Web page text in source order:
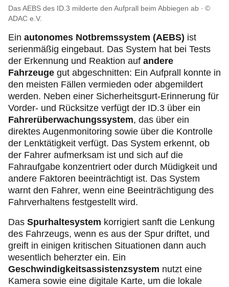
Das AEBS des ID.3 milderte den Aufprall beim Abbiegen ab
©
ADAC e.V.
Ein autonomes Notbremssystem (AEBS) ist
serienmäßig eingebaut. Das System hat bei Tests
der Erkennung und Reaktion auf andere
Fahrzeuge gut abgeschnitten: Ein Aufprall konnte in
den meisten Fällen vermieden oder abgemildert
werden. Neben einer Sicherheitsgurt-Erinnerung für
Vorder- und Rücksitze verfügt der ID.3 über ein
Fahrerüberwachungssystem, das über ein
direktes Augenmonitoring sowie über die Kontrolle
der Lenktätigkeit verfügt. Das System erkennt, ob
der Fahrer aufmerksam ist und sich auf die
Fahraufgabe konzentriert oder durch Müdigkeit und
andere Faktoren beeinträchtigt ist. Das System
warnt den Fahrer, wenn eine Beeinträchtigung des
Fahrverhaltens festgestellt wird.
Das Spurhaltesystem korrigiert sanft die Lenkung
des Fahrzeugs, wenn es aus der Spur driftet, und
greift in einigen kritischen Situationen dann auch
wesentlich beherzter ein. Ein
Geschwindigkeitsassistenzsystem nutzt eine
Kamera sowie eine digitale Karte, um die lokale